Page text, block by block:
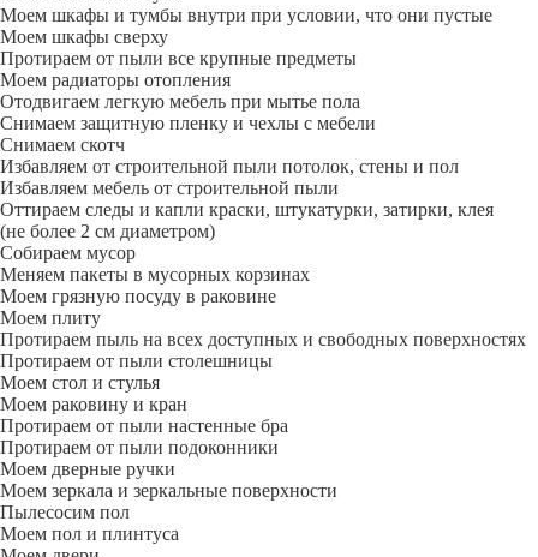
Моем шкафы и тумбы внутри при условии, что они пустые
Моем шкафы сверху
Протираем от пыли все крупные предметы
Моем радиаторы отопления
Отодвигаем легкую мебель при мытье пола
Снимаем защитную пленку и чехлы с мебели
Снимаем скотч
Избавляем от строительной пыли потолок, стены и пол
Избавляем мебель от строительной пыли
Оттираем следы и капли краски, штукатурки, затирки, клея
(не более 2 см диаметром)
Собираем мусор
Меняем пакеты в мусорных корзинах
Моем грязную посуду в раковине
Моем плиту
Протираем пыль на всех доступных и свободных поверхностях
Протираем от пыли столешницы
Моем стол и стулья
Моем раковину и кран
Протираем от пыли настенные бра
Протираем от пыли подоконники
Моем дверные ручки
Моем зеркала и зеркальные поверхности
Пылесосим пол
Моем пол и плинтуса